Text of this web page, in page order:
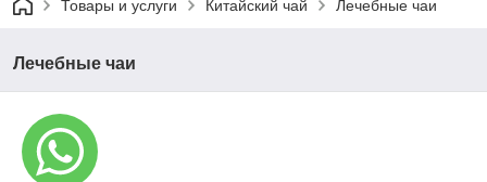
Товары и услуги Китайский чай Лечебные чаи
Лечебные чаи